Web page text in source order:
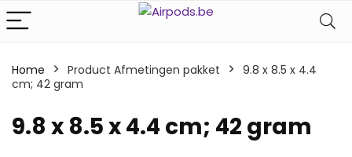
Home Product Afmetingen pakket
‎9.8 x 8.5 x 4.4
cm; 42 gram
‎9.8 x 8.5 x 4.4 cm; 42 gram